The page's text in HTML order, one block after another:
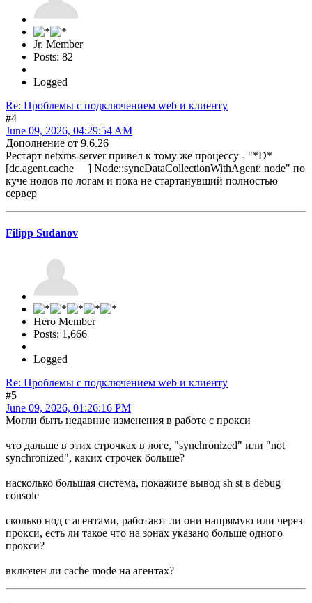
Jr. Member
Posts: 82
Logged
Re: Проблемы с подключением web и клиенту
#4
June 09, 2026, 04:29:54 AM
Дополнение от 9.6.26
Рестарт netxms-server привел к тому же процессу - "*D*
[dc.agent.cache ] Node::syncDataCollectionWithAgent: node" по
куче нодов по логам и пока не стартанувший полностью
сервер
Filipp Sudanov
Hero Member
Posts: 1,666
Logged
Re: Проблемы с подключением web и клиенту
#5
June 09, 2026, 01:26:16 PM
Могли быть недавние изменения в работе с прокси
что дальше в этих строчках в логе, "synchronized" или "not
synchronized", каких строчек больше?
насколько большая система, покажите вывод sh st в debug
console
сколько нод с агентами, работают ли они напрямую или через
прокси, есть ли такое что на зонах указано больше одного
прокси?
включен ли cache mode на агентах?